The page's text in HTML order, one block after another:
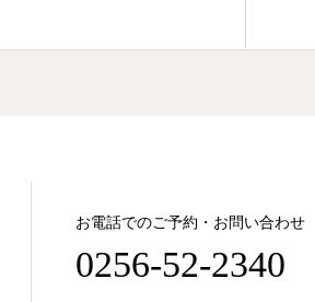
お電話でのご予約・お問い合わせ
0256-52-2340